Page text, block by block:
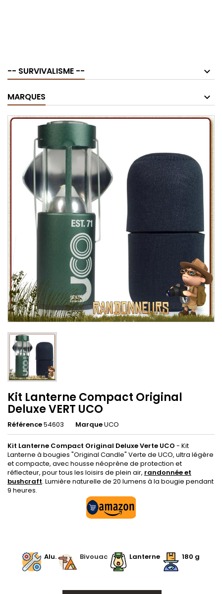
-- SURVIVALISME --
MARQUES
Kit Lanterne Compact Original
Deluxe VERT UCO
Référence54603 MarqueUCO
Kit Lanterne Compact Original Deluxe Verte UCO - Kit
Lanterne à bougies "Original Candle" Verte de UCO, ultra légère
et compacte, avec housse néoprène de protection et
réflecteur, pour tous les loisirs de plein air, randonnée et
bushcraft. Lumière naturelle de 20 lumens à la bougie pendant
9 heures.
Alu. Bivouac Lanterne 180 g